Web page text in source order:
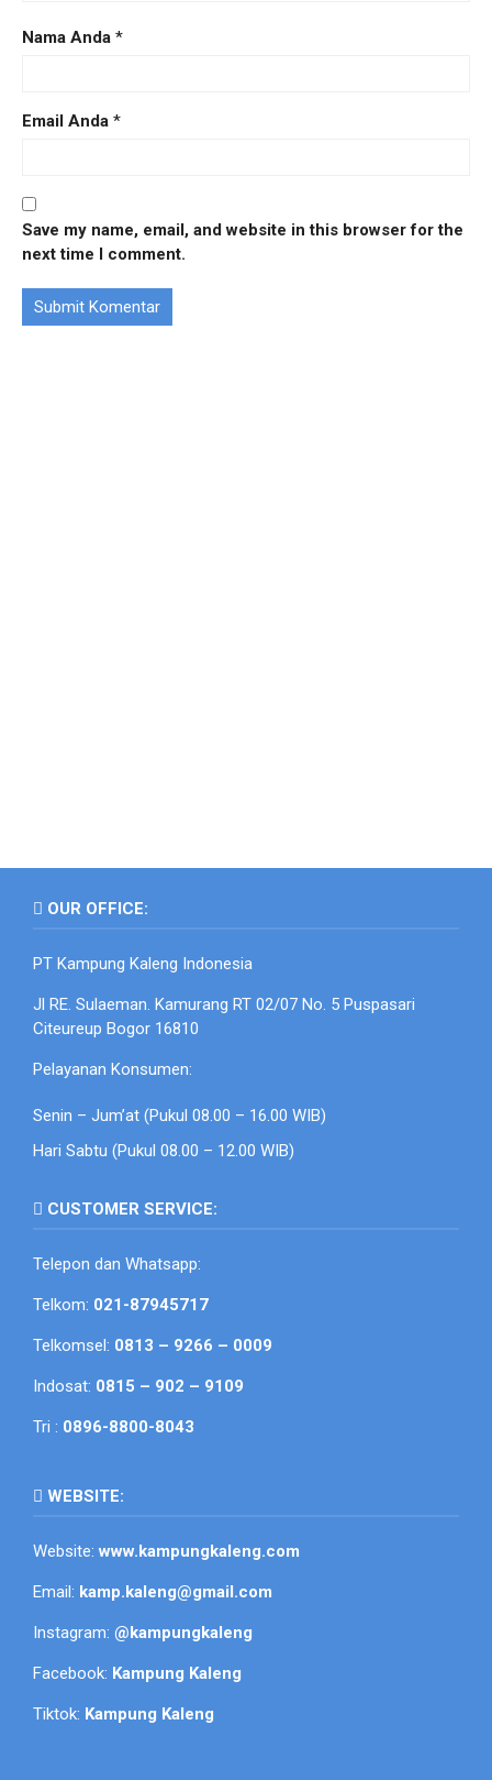
Nama Anda *
Email Anda *
Save my name, email, and website in this browser for the
next time I comment.
OUR OFFICE:
PT Kampung Kaleng Indonesia
Jl RE. Sulaeman. Kamurang RT 02/07 No. 5 Puspasari
Citeureup Bogor 16810
Pelayanan Konsumen:
Senin – Jum’at (Pukul 08.00 – 16.00 WIB)
Hari Sabtu (Pukul 08.00 – 12.00 WIB)
CUSTOMER SERVICE:
Telepon dan Whatsapp:
Telkom: 021-87945717
Telkomsel: 0813 – 9266 – 0009
Indosat: 0815 – 902 – 9109
Tri : 0896-8800-8043
WEBSITE:
Website:www.kampungkaleng.com
Email: kamp.kaleng@gmail.com
Instagram: @kampungkaleng
Facebook: Kampung Kaleng
Tiktok: Kampung Kaleng